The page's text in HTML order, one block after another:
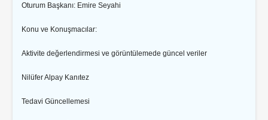
Oturum Başkanı: Emire Seyahi
Konu ve Konuşmacılar:
Aktivite değerlendirmesi ve görüntülemede güncel veriler
Nilüfer Alpay Kanıtez
Tedavi Güncellemesi